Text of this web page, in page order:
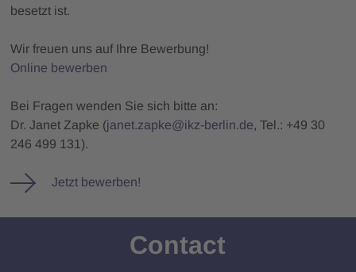
besetzt ist.
Wir freuen uns auf Ihre Bewerbung!
Online bewerben
Bei Fragen wenden Sie sich bitte an:
Dr. Janet Zapke (janet.zapke@ikz-berlin.de, Tel.: +49 30
246 499 131).
Jetzt bewerben!
Contact